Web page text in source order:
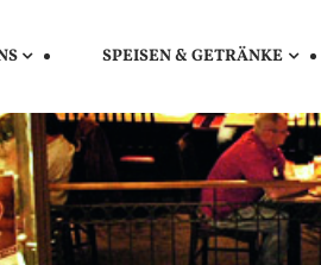
SPEISEN & GETRÄNKE